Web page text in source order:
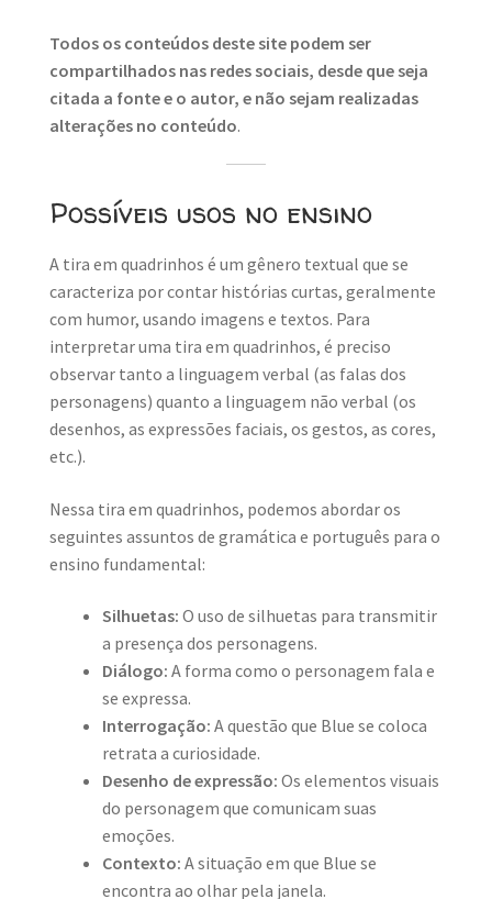
Todos os conteúdos deste site podem ser
compartilhados nas redes sociais, desde que seja
citada a fonte e o autor, e não sejam realizadas
alterações no conteúdo.
Possíveis usos no ensino
A tira em quadrinhos é um gênero textual que se
caracteriza por contar histórias curtas, geralmente
com humor, usando imagens e textos. Para
interpretar uma tira em quadrinhos, é preciso
observar tanto a linguagem verbal (as falas dos
personagens) quanto a linguagem não verbal (os
desenhos, as expressões faciais, os gestos, as cores,
etc.).
Nessa tira em quadrinhos, podemos abordar os
seguintes assuntos de gramática e português para o
ensino fundamental:
Silhuetas: O uso de silhuetas para transmitir
a presença dos personagens.
Diálogo: A forma como o personagem fala e
se expressa.
Interrogação: A questão que Blue se coloca
retrata a curiosidade.
Desenho de expressão: Os elementos visuais
do personagem que comunicam suas
emoções.
Contexto: A situação em que Blue se
encontra ao olhar pela janela.